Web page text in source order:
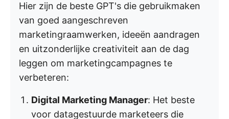
Hier zijn de beste GPT's die gebruikmaken
van goed aangeschreven
marketingraamwerken, ideeën aandragen
en uitzonderlijke creativiteit aan de dag
leggen om marketingcampagnes te
verbeteren:
Digital Marketing Manager: Het beste
voor datagestuurde marketeers die